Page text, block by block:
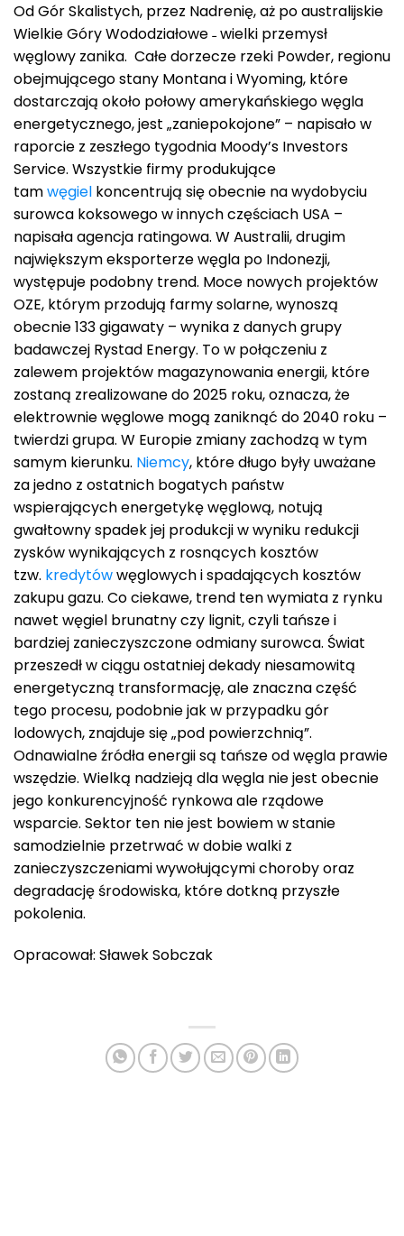
Od Gór Skalistych, przez Nadrenię, aż po australijskie
Wielkie Góry Wododziałowe ˗ wielki przemysł
węglowy zanika. Całe dorzecze rzeki Powder, regionu
obejmującego stany Montana i Wyoming, które
dostarczają około połowy amerykańskiego węgla
energetycznego, jest „zaniepokojone” – napisało w
raporcie z zeszłego tygodnia Moody’s Investors
Service. Wszystkie firmy produkujące
tamwęgiel koncentrują się obecnie na wydobyciu
surowca koksowego w innych częściach USA –
napisała agencja ratingowa. W Australii, drugim
największym eksporterze węgla po Indonezji,
występuje podobny trend. Moce nowych projektów
OZE, którym przodują farmy solarne, wynoszą
obecnie 133 gigawaty – wynika z danych grupy
badawczej Rystad Energy. To w połączeniu z
zalewem projektów magazynowania energii, które
zostaną zrealizowane do 2025 roku, oznacza, że
elektrownie węglowe mogą zaniknąć do 2040 roku –
twierdzi grupa. W Europie zmiany zachodzą w tym
samym kierunku. Niemcy, które długo były uważane
za jedno z ostatnich bogatych państw
wspierających energetykę węglową, notują
gwałtowny spadek jej produkcji w wyniku redukcji
zysków wynikających z rosnących kosztów
tzw. kredytówwęglowych i spadających kosztów
zakupu gazu. Co ciekawe, trend ten wymiata z rynku
nawet węgiel brunatny czy lignit, czyli tańsze i
bardziej zanieczyszczone odmiany surowca. Świat
przeszedł w ciągu ostatniej dekady niesamowitą
energetyczną transformację, ale znaczna część
tego procesu, podobnie jak w przypadku gór
lodowych, znajduje się „pod powierzchnią”.
Odnawialne źródła energii są tańsze od węgla prawie
wszędzie. Wielką nadzieją dla węgla nie jest obecnie
jego konkurencyjność rynkowa ale rządowe
wsparcie. Sektor ten nie jest bowiem w stanie
samodzielnie przetrwać w dobie walki z
zanieczyszczeniami wywołującymi choroby oraz
degradację środowiska, które dotkną przyszłe
pokolenia.
Opracował: Sławek Sobczak